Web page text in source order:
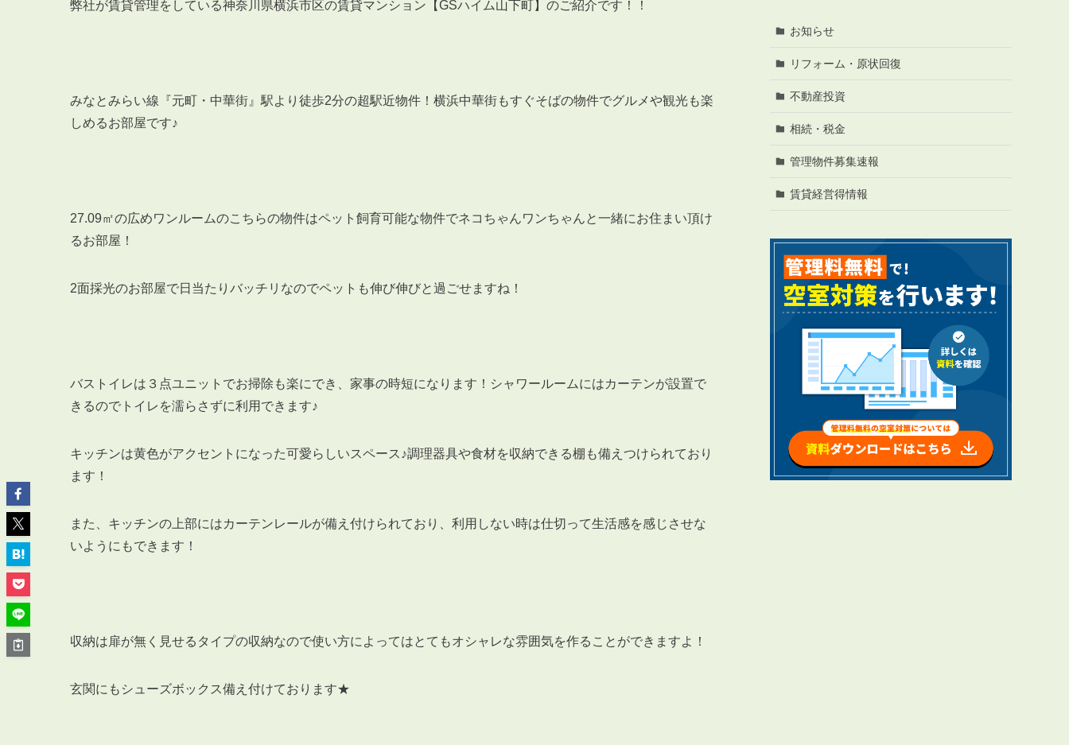
企業理念
スタッフ紹介
採用情報
仲介会社とのネットワークで情報提供力に自信あり
RENTALアブレイズの賃貸管理
管理料無料について
４つの強み
報酬と独自の保証内容
手続きの流れ
賃料査定について
SERVICE
マンションの自主管理について
BROKER
申し込みから契約の流れ
弊社が賃貸管理をしている神奈川県横浜市区の賃貸マンション【GSハイム山下町】のご紹介です！！
みなとみらい線『元町・中華街』駅より徒歩2分の超駅近物件！横浜中華街もすぐそばの物件でグルメや観光も楽
しめるお部屋です♪
27.09㎡の広めワンルームのこちらの物件はペット飼育可能な物件でネコちゃんワンちゃんと一緒にお住まい頂け
るお部屋！
2面採光のお部屋で日当たりバッチリなのでペットも伸び伸びと過ごせますね！
バストイレは３点ユニットでお掃除も楽にでき、家事の時短になります！シャワールームにはカーテンが設置で
きるのでトイレを濡らさずに利用できます♪
キッチンは黄色がアクセントになった可愛らしいスペース♪調理器具や食材を収納できる棚も備えつけられており
ます！
また、キッチンの上部にはカーテンレールが備え付けられており、利用しない時は仕切って生活感を感じさせな
いようにもできます！
収納は扉が無く見せるタイプの収納なので使い方によってはとてもオシャレな雰囲気を作ることができますよ！
玄関にもシューズボックス備え付けております★
お知らせ
リフォーム・原状回復
不動産投資
相続・税金
管理物件募集速報
賃貸経営得情報